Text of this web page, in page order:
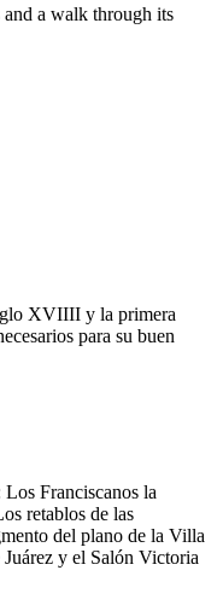
a walk through its
XVIIII y la primera
para su buen
Franciscanos la
retablos de las
del plano de la Villa
y el Salón Victoria